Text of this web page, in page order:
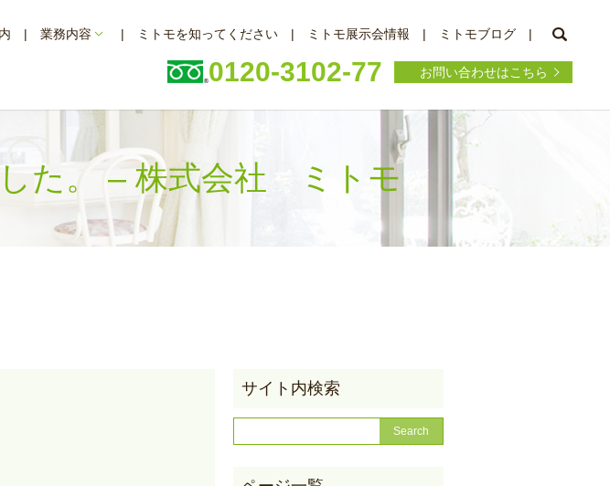
業務内容 ミトモを知ってください ミトモ展示会情報 ミトモブログ
0120-3102-77 お問い合わせはこちら
た。 – 株式会社 ミトモ